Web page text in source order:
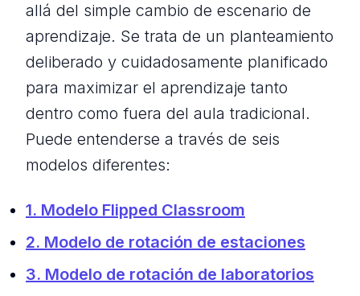
allá del simple cambio de escenario de
aprendizaje. Se trata de un planteamiento
deliberado y cuidadosamente planificado
para maximizar el aprendizaje tanto
dentro como fuera del aula tradicional.
Puede entenderse a través de seis
modelos diferentes:
1. Modelo Flipped Classroom
2. Modelo de rotación de estaciones
3. Modelo de rotación de laboratorios